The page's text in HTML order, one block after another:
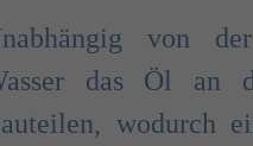
von
das Öl an
wodurch